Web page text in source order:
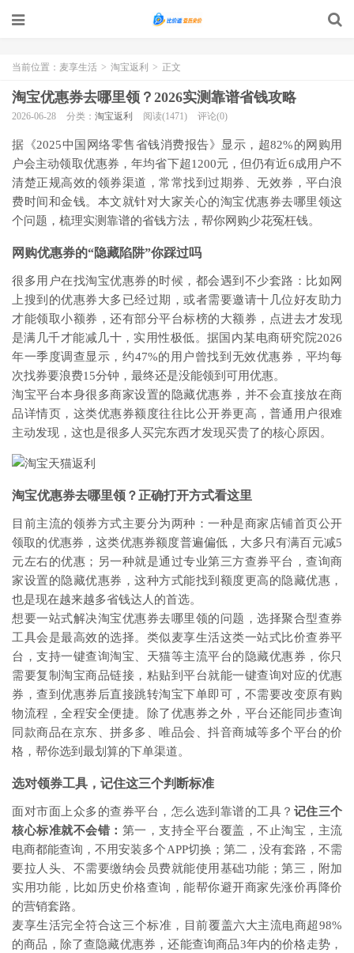
当前位置： 麦享生活 > 淘宝返利 > 正文
淘宝优惠券去哪里领？2026实测靠谱省钱攻略
2026-06-28 分类： 淘宝返利 阅读(1471) 评论(0)
据《2025中国网络零售省钱消费报告》显示，超82%的网购用
户会主动领取优惠券，年均省下超1200元，但仍有近6成用户不
清楚正规高效的领券渠道，常常找到过期券、无效券，平白浪
费时间和金钱。本文就针对大家关心的淘宝优惠券去哪里领这
个问题，梳理实测靠谱的省钱方法，帮你网购少花冤枉钱。
网购优惠券的“隐藏陷阱”你踩过吗
很多用户在找淘宝优惠券的时候，都会遇到不少套路：比如网
上搜到的优惠券大多已经过期，或者需要邀请十几位好友助力
才能领取小额券，还有部分平台标榜的大额券，点进去才发现
是满几千才能减几十，实用性极低。据国内某电商研究院2026
年一季度调查显示，约47%的用户曾找到无效优惠券，平均每
次找券要浪费15分钟，最终还是没能领到可用优惠。
淘宝平台本身很多商家设置的隐藏优惠券，并不会直接放在商
品详情页，这类优惠券额度往往比公开券更高，普通用户很难
主动发现，这也是很多人买完东西才发现买贵了的核心原因。
淘宝优惠券去哪里领？正确打开方式看这里
目前主流的领券方式主要分为两种：一种是商家店铺首页公开
领取的优惠券，这类优惠券额度普遍偏低，大多只有满百元减5
元左右的优惠；另一种就是通过专业第三方查券平台，查询商
家设置的隐藏优惠券，这种方式能找到额度更高的隐藏优惠，
也是现在越来越多省钱达人的首选。
想要一站式解决淘宝优惠券去哪里领的问题，选择聚合型查券
工具会是最高效的选择。类似麦享生活这类一站式比价查券平
台，支持一键查询淘宝、天猫等主流平台的隐藏优惠券，你只
需要复制淘宝商品链接，粘贴到平台就能一键查询对应的优惠
券，查到优惠券后直接跳转淘宝下单即可，不需要改变原有购
物流程，全程安全便捷。除了优惠券之外，平台还能同步查询
同款商品在京东、拼多多、唯品会、抖音商城等多个平台的价
格，帮你选到最划算的下单渠道。
选对领券工具，记住这三个判断标准
面对市面上众多的查券平台，怎么选到靠谱的工具？ 记住三个
核心标准就不会错： 第一，支持全平台覆盖，不止淘宝，主流
电商都能查询，不用安装多个APP切换；第二，没有套路，不需
要拉人头、不需要缴纳会员费就能使用基础功能；第三，附加
实用功能，比如历史价格查询，能帮你避开商家先涨价再降价
的营销套路。
麦享生活完全符合这三个标准，目前覆盖六大主流电商超98%
的商品，除了查隐藏优惠券，还能查询商品3年内的价格走势，